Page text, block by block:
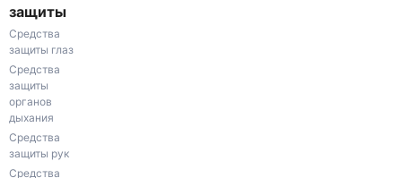
защиты
Средства
защиты глаз
Средства
защиты
органов
дыхания
Средства
защиты рук
Средства